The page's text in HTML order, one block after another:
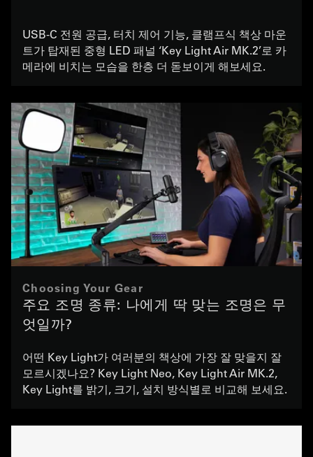
USB-C 전원 공급, 터치 제어 기능, 클램프식 책상 마운
트가 탑재된 중형 LED 패널 ‘Key Light Air MK.2’로 카
메라에 비치는 모습을 한층 더 돋보이게 해보세요.
Choosing Your Gear
주요 조명 종류: 나에게 딱 맞는 조명은 무
엇일까?
어떤 Key Light가 여러분의 책상에 가장 잘 맞을지 잘
모르시겠나요? Key Light Neo, Key Light Air MK.2,
Key Light를 밝기, 크기, 설치 방식별로 비교해 보세요.